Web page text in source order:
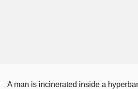
A man is incinerated inside a